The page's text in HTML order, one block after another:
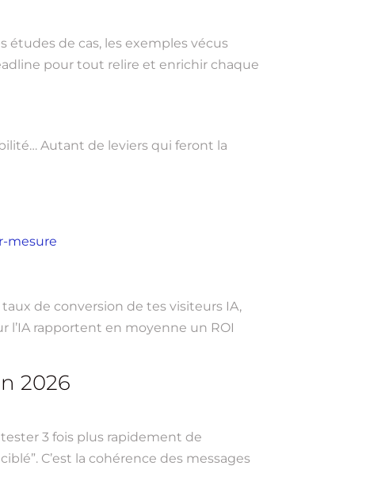
études de cas, les exemples vécus
pour tout relire et enrichir chaque
Autant de leviers qui feront la
mesure
de conversion de tes visiteurs IA,
l’IA rapportent en moyenne un ROI
2026
3 fois plus rapidement de
C’est la cohérence des messages